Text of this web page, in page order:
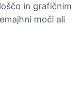
in grafičnim
moči ali